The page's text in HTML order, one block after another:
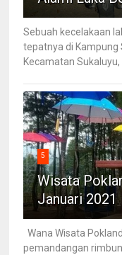
Sebuah kecelakaan
tepatnya di Kampung
Kecamatan Sukaluyu,
5
Wisata
Januari 2021
Wana Wisata
pemandangan